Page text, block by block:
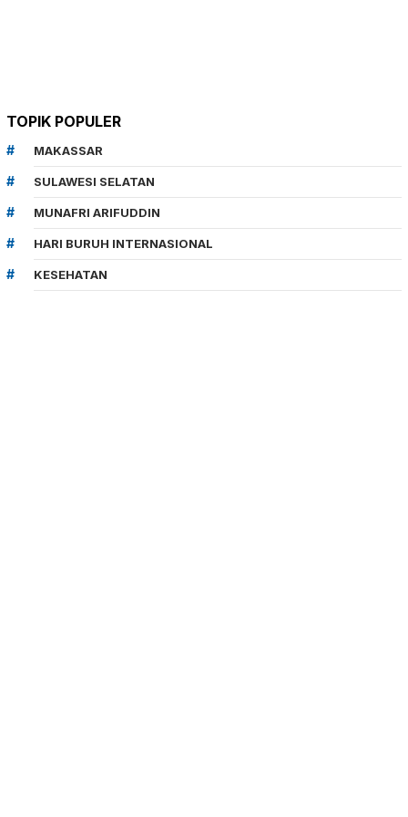
TOPIK POPULER
MAKASSAR
SULAWESI SELATAN
MUNAFRI ARIFUDDIN
HARI BURUH INTERNASIONAL
KESEHATAN